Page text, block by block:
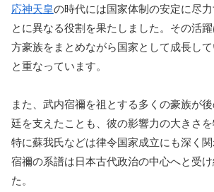
応神天皇の時代には国家体制の安定に尽
とに異なる役割を果たしました。その活
方豪族をまとめながら国家として成長し
と重なっています。
また、武内宿禰を祖とする多くの豪族が
廷を支えたことも、彼の影響力の大きさを
特に蘇我氏などは律令国家成立にも深く
宿禰の系譜は日本古代政治の中心へと受
た。